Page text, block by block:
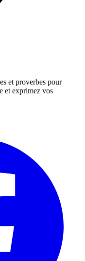
et proverbes pour
et exprimez vos